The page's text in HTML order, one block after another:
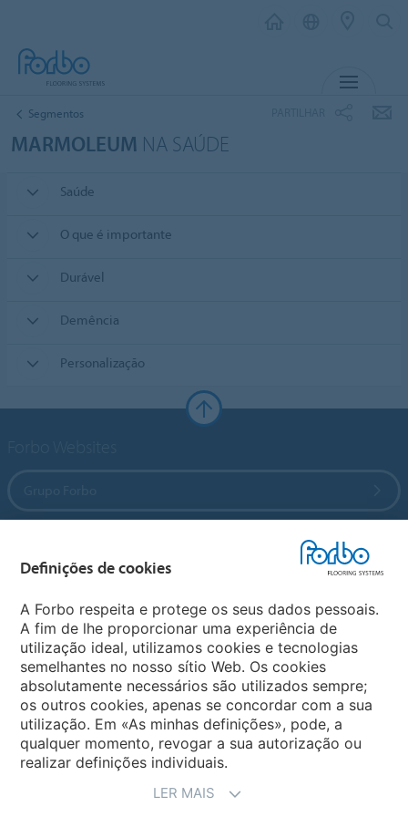
Segmentos
MARMOLEUM NA SAÚDE
Saúde
O que é importante
Durável
Demência
Personalização
Sites Forbo
Selecione o país
Definições de cookies
A Forbo respeita e protege os seus dados pessoais.
A fim de lhe proporcionar uma experiência de
utilização ideal, utilizamos cookies e tecnologias
semelhantes no nosso sítio Web. Os cookies
absolutamente necessários são utilizados sempre;
os outros cookies, apenas se concordar com a sua
utilização. Em «As minhas definições», pode, a
qualquer momento, revogar a sua autorização ou
realizar definições individuais.
LER MAIS